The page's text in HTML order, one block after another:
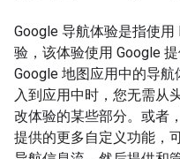
Google 导航体验是指使
验，该体验使用 Google
Google 地图应用中的导
入到应用中时，您无需从
改体验的某些部分。或者
提供的更多自定义功能，